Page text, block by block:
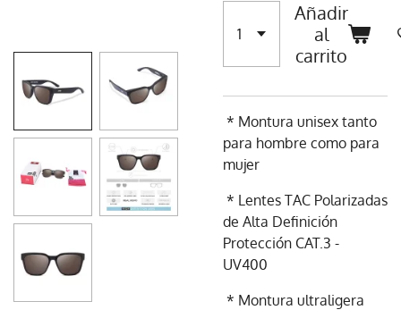
Añadir
al
carrito
* Montura unisex tanto
para hombre como para
mujer
* Lentes TAC Polarizadas
de Alta Definición
Protección CAT.3 -
UV400
* Montura ultraligera